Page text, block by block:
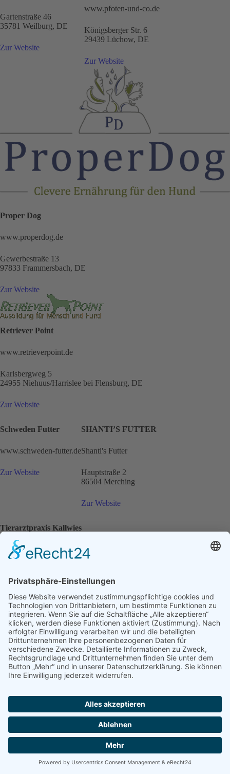
Gartenstraße 46
35781 Weilburg, DE
Zur Website
www.pfoten-und-co.de
Königsberger Str. 6
29439 Lüchow, DE
Zur Website
Proper Dog
www.properdog.de
Gewerbestraße 13
97833 Frammersbach, DE
Zur Website
Retriever Point
www.retrieverpoint.de
Karlsbergweg 5
24955 Niehuus/Harrislee bei Flensburg, DE
Zur Website
Schweden Futter
www.schweden-futter.de
Zur Website
SHANTI’S FUTTER
Shanti's Futter
Hauptstraße 2
86504 Merching
Zur Website
Tierarztpraxis Kallwies
www.tierarztpraxis-bayreuth.de
95448 Bayreuth
Zur Website
Tierklinik Kreuzbergl
Radetzkystraße 10
Westphals Insel Crew
www.westphalsinselcrew.de